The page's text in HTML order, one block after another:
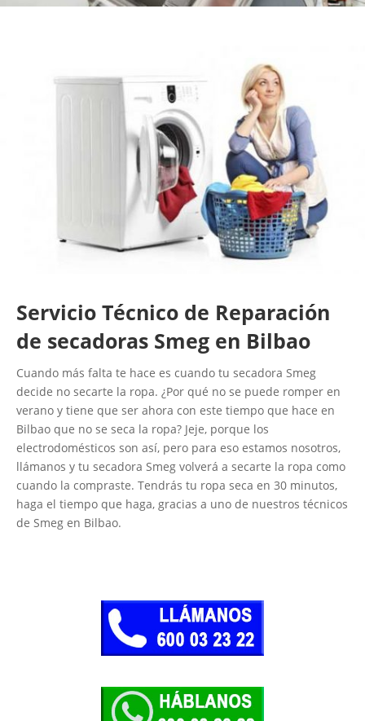
Servicio Técnico de Reparación
de secadoras Smeg en Bilbao
Cuando más falta te hace es cuando tu secadora Smeg
decide no secarte la ropa. ¿Por qué no se puede romper en
verano y tiene que ser ahora con este tiempo que hace en
Bilbao que no se seca la ropa? Jeje, porque los
electrodomésticos son así, pero para eso estamos nosotros,
llámanos y tu secadora Smeg volverá a secarte la ropa como
cuando la compraste. Tendrás tu ropa seca en 30 minutos,
haga el tiempo que haga, gracias a uno de nuestros técnicos
de Smeg en Bilbao.